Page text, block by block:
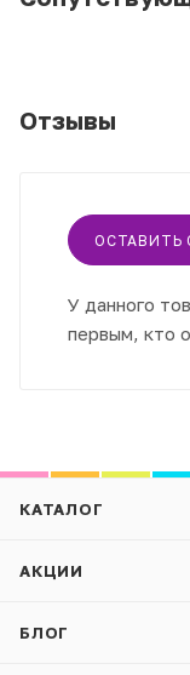
Отзывы
ОСТАВИТЬ
У данного
первым, кто
КАТАЛОГ
АКЦИИ
БЛОГ